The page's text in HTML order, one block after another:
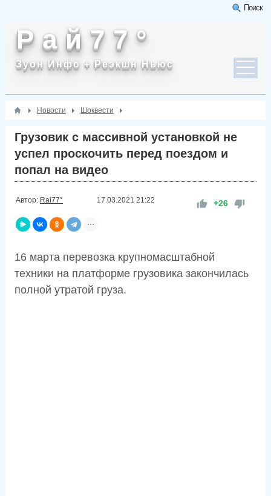
Поиск
Р а й 7 7 °
Зуон Инфо + Реэкшн Ньюс
Новости Шоквести
Грузовик с массивной установкой не
успел проскочить перед поездом и
попал на видео
Автор: Rai77° 17.03.2021 21:22 +26
16 марта перевозка крупномасштабной
техники на платформе грузовика закончилась
полной утратой груза.